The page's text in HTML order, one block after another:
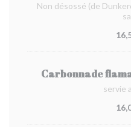
Non désossé (de
Carbonnade
servie